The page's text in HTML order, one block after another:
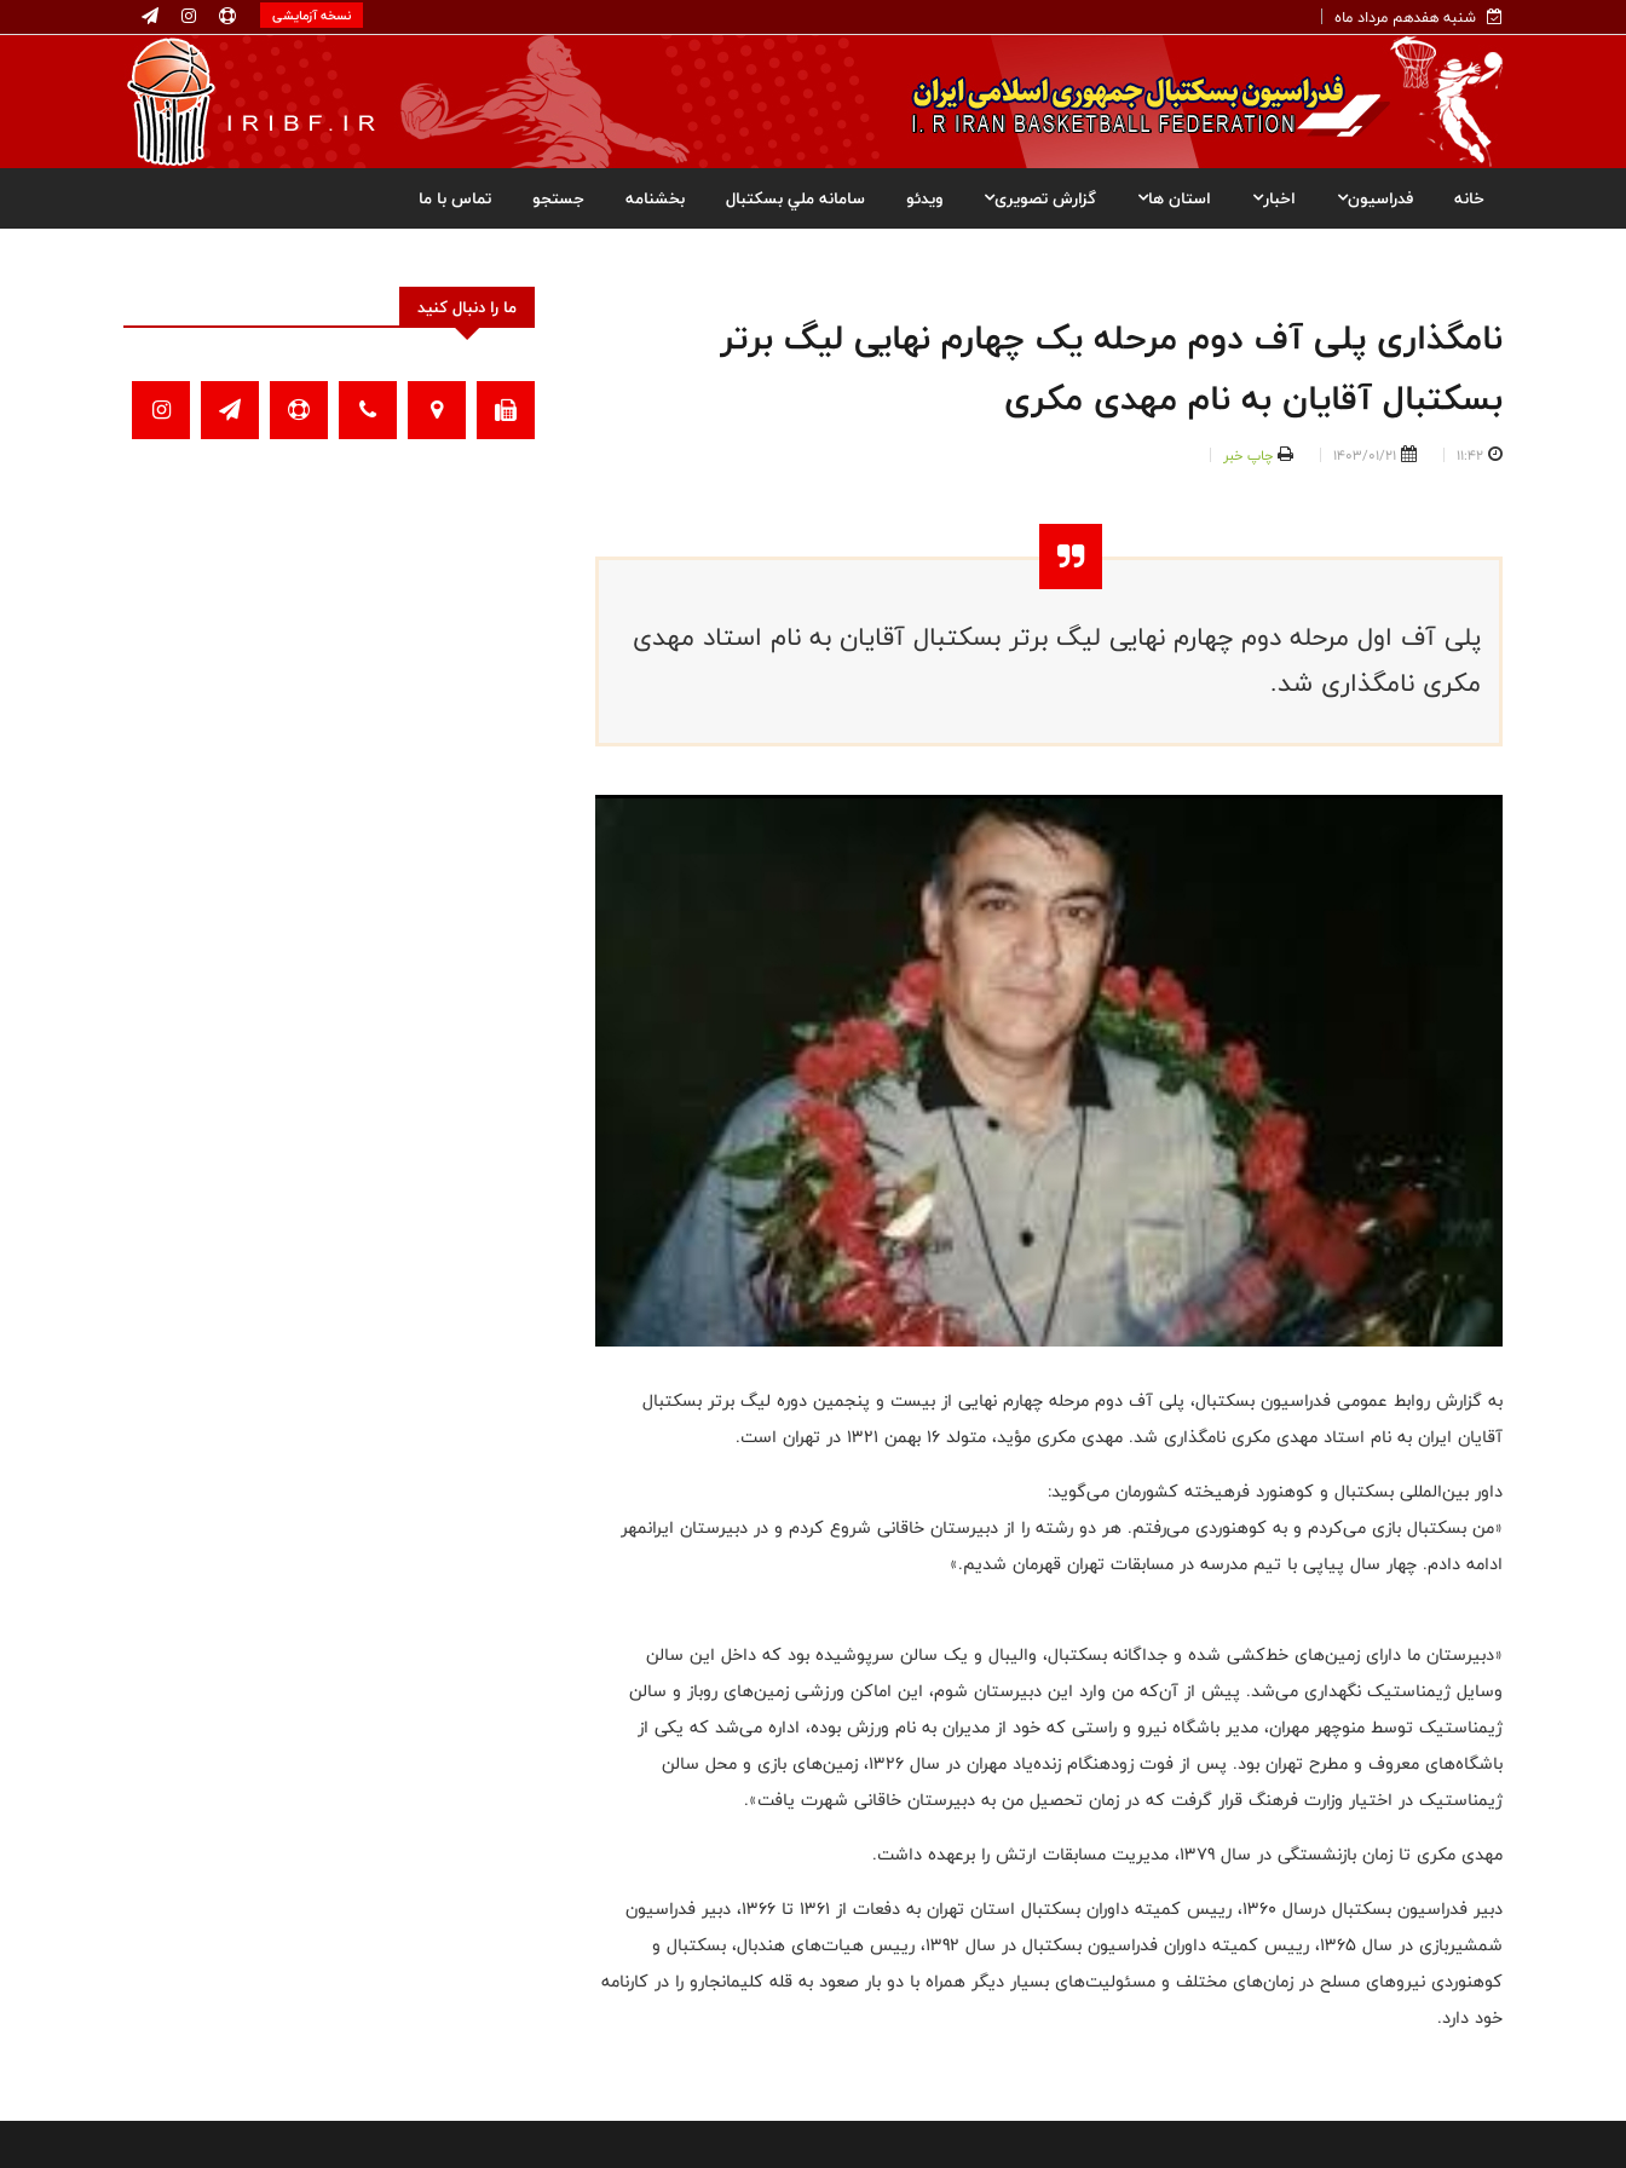
شنبه هفدهم مرداد ماه نسخه آزمایشی
خانه فدراسیون اخبار استان ها گزارش تصویری ویدئو سامانه ملي بسکتبال بخشنامه جستجو تماس با ما
نامگذاری پلی آف دوم مرحله یک چهارم نهایی لیگ برتر
بسکتبال آقایان به نام مهدی مکری
11:42
1403/01/21 چاپ خبر
پلی آف اول مرحله دوم چهارم نهایی لیگ برتر بسکتبال آقایان به نام استاد مهدی
مکری نامگذاری شد.
به گزارش روابط عمومی فدراسیون بسکتبال، پلی آف دوم مرحله چهارم نهایی از بیست و پنجمین دوره لیگ برتر بسکتبال
آقایان ایران به نام استاد مهدی مکری نا‌مگذاری شد. مهدی مکری مؤید، متولد 16 بهمن 1321 در تهران است.
داور بین‌المللی بسکتبال و کوهنورد فرهیخته کشورمان می‌گوید:
«من بسکتبال بازی می‌کردم و به کوهنوردی می‌رفتم. هر دو رشته را از دبیرستان خاقانی شروع کردم و در دبیرستان ایرانمهر
ادامه دادم. چهار سال پیاپی با تیم مدرسه در مسابقات تهران قهرمان شدیم.»
«دبیرستان ما دارای زمین‌های خط‌کشی شده و جداگانه بسکتبال، والیبال و یک سالن سرپوشیده بود که داخل این سالن
وسایل ژیمناستیک نگهداری می‌شد. پیش از آن‌که من وارد این دبیرستان شوم، این اماکن ورزشی زمین‌های روباز و سالن
ژیمناستیک توسط منوچهر مهران، مدیر باشگاه نیرو و راستی که خود از مدیران به نام ورزش بوده، اداره می‌شد که یکی از
باشگاه‌های معروف و مطرح تهران بود. پس از فوت زودهنگام زنده‌یاد مهران در سال 1326، زمین‌های بازی و محل سالن
ژیمناستیک در اختیار وزارت فرهنگ قرار گرفت که در زمان تحصیل من به دبیرستان خاقانی شهرت یافت».
مهدی مکری تا زمان بازنشستگی در سال 1379، مدیریت مسابقات ارتش را برعهده داشت.
دبیر فدراسیون بسکتبال درسال 1360، رییس کمیته داوران بسکتبال استان تهران به دفعات از 1361 تا 1366، دبیر فدراسیون
شمشیربازی در سال 1365، رییس کمیته داوران فدراسیون بسکتبال در سال 1392، رییس‌ هیات‌های هندبال، بسکتبال و
کوهنوردی نیروهای مسلح در زمان‌های مختلف و مسئولیت‌های بسیار دیگر همراه با دو بار صعود به قله کلیمانجارو را در کارنامه
خود دارد.
ما را دنبال کنید